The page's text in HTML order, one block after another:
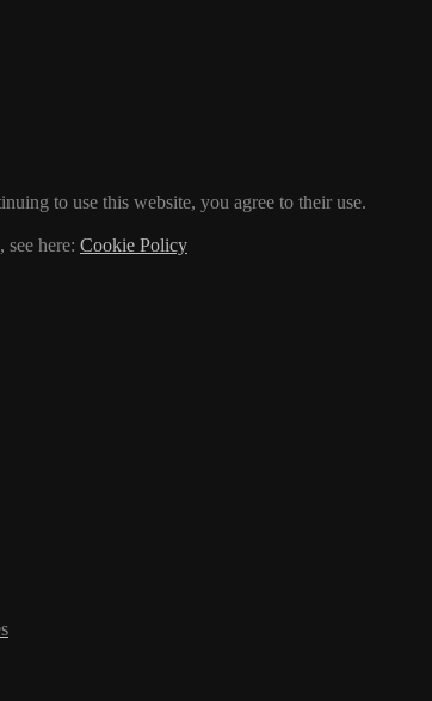
to use this website, you agree to their use.
here: Cookie Policy